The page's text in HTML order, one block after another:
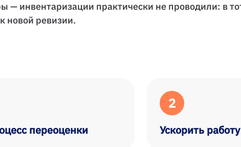
— инвентаризации практически не проводили: в
новой ревизии.
переоценки
2
Ускорить